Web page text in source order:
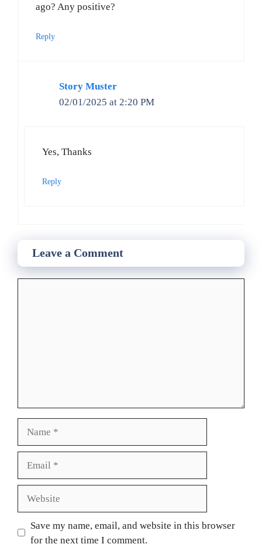
ago? Any positive?
Reply
Story Muster
02/01/2025 at 2:20 PM
Yes, Thanks
Reply
Leave a Comment
Save my name, email, and website in this browser
for the next time I comment.